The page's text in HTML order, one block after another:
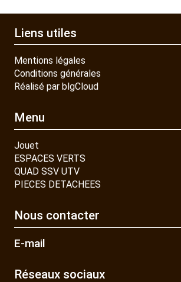
Liens utiles
Mentions légales
Conditions générales
Réalisé par blgCloud
Menu
Jouet
ESPACES VERTS
QUAD SSV UTV
PIECES DETACHEES
Nous contacter
E-mail
Réseaux sociaux